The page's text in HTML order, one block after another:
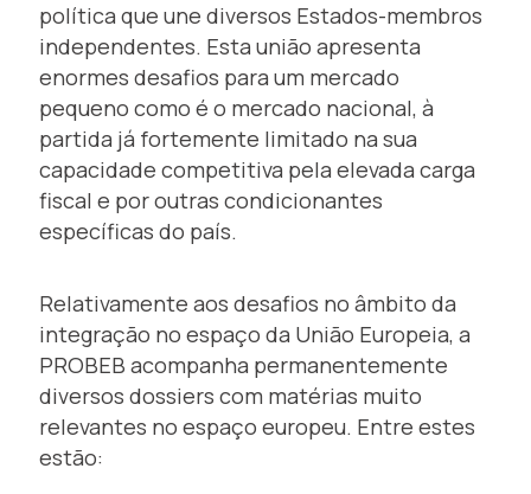
política que une diversos Estados-membros
independentes. Esta união apresenta
enormes desafios para um mercado
pequeno como é o mercado nacional, à
partida já fortemente limitado na sua
capacidade competitiva pela elevada carga
fiscal e por outras condicionantes
específicas do país.
Relativamente aos desafios no âmbito da
integração no espaço da União Europeia, a
PROBEB acompanha permanentemente
diversos dossiers com matérias muito
relevantes no espaço europeu. Entre estes
estão: